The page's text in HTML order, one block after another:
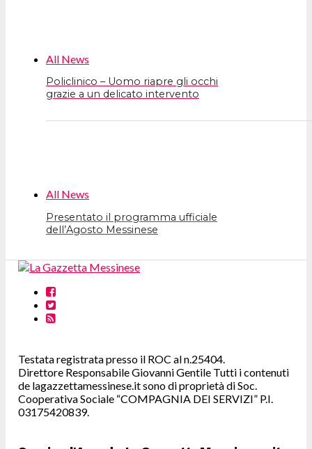
All News
Policlinico – Uomo riapre gli occhi
grazie a un delicato intervento
All News
Presentato il programma ufficiale
dell’Agosto Messinese
Testata registrata presso il ROC al n.25404.
Direttore Responsabile Giovanni Gentile Tutti i contenuti
de lagazzettamessinese.it sono di proprietà di Soc.
Cooperativa Sociale “COMPAGNIA DEI SERVIZI” P.I.
03175420839.